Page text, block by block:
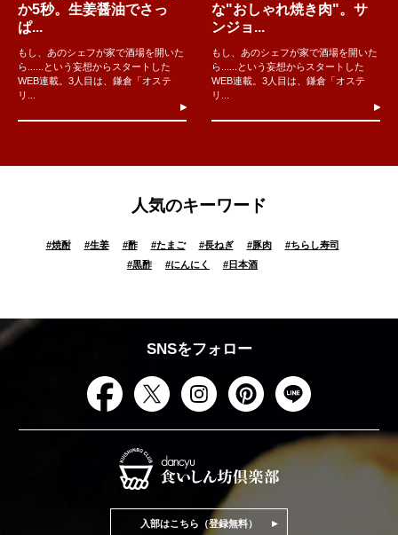
か5秒。生姜醤油でさっ
ぱ...
もし、あのシェフが家で酒場を開いた
ら......という妄想からスタートした
WEB連載。3人目は、鎌倉「オステ
リ...
な"おしゃれ焼き肉"。サ
ンジョ...
もし、あのシェフが家で酒場を開いた
ら......という妄想からスタートした
WEB連載。3人目は、鎌倉「オステ
リ...
人気のキーワード
#焼酎 #生姜 #酢 #たまご #長ねぎ #豚肉 #ちらし寿司
#黒酢 #にんにく #日本酒
SNSをフォロー
入部はこちら（登録無料）